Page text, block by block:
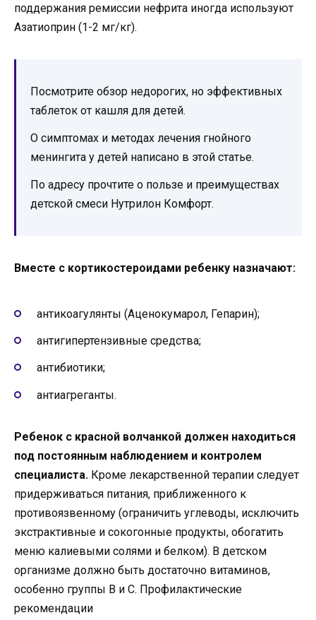
поддержания ремиссии нефрита иногда используют
Азатиоприн (1-2 мг/кг).
Посмотрите обзор недорогих, но эффективных
таблеток от кашля для детей.
О симптомах и методах лечения гнойного
менингита у детей написано в этой статье.
По адресу прочтите о пользе и преимуществах
детской смеси Нутрилон Комфорт.
Вместе с кортикостероидами ребенку назначают:
антикоагулянты (Аценокумарол, Гепарин);
антигипертензивные средства;
антибиотики;
антиагреганты.
Ребенок с красной волчанкой должен находиться
под постоянным наблюдением и контролем
специалиста. Кроме лекарственной терапии следует
придерживаться питания, приближенного к
противоязвенному (ограничить углеводы, исключить
экстрактивные и сокогонные продукты, обогатить
меню калиевыми солями и белком). В детском
организме должно быть достаточно витаминов,
особенно группы В и С. Профилактические
рекомендации